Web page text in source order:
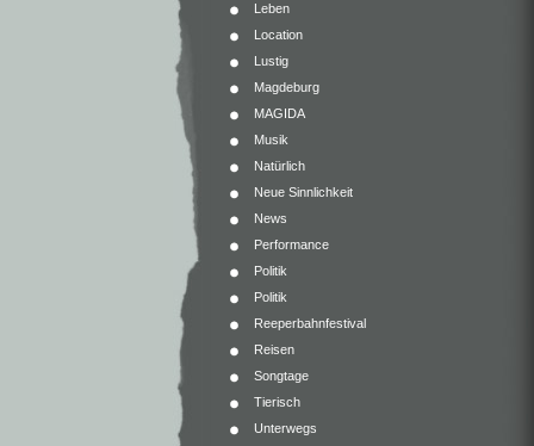
Leben
Location
Lustig
Magdeburg
MAGIDA
Musik
Natürlich
Neue Sinnlichkeit
News
Performance
Politik
Politik
Reeperbahnfestival
Reisen
Songtage
Tierisch
Unterwegs